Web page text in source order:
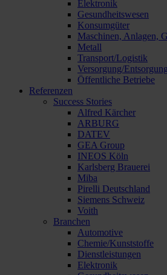
Elektronik
Gesundheitswesen
Konsumgüter
Maschinen, Anlagen,
Metall
Transport/Logistik
Versorgung/Entsorgung
Öffentliche Betriebe
Referenzen
Success Stories
Alfred Kärcher
ARBURG
DATEV
GEA Group
INEOS Köln
Karlsberg Brauerei
Miba
Pirelli Deutschland
Siemens Schweiz
Voith
Branchen
Automotive
Chemie/Kunststoffe
Dienstleistungen
Elektronik